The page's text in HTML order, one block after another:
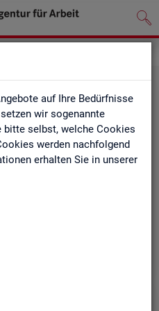
auf Ihre Bedürfnisse
wir sogenannte
bitte selbst, welche Cookies
werden nachfolgend
erhalten Sie in unserer
Hin­wei­se
methodische Hinweise
Themen, z. B. zur